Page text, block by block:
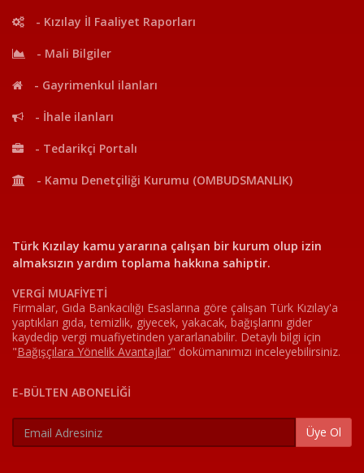
- Kızılay İl Faaliyet Raporları
- Mali Bilgiler
- Gayrimenkul ilanları
- İhale ilanları
- Tedarikçi Portalı
- Kamu Denetçiliği Kurumu (OMBUDSMANLIK)
Türk Kızılay kamu yararına çalışan bir kurum olup izin
almaksızın yardım toplama hakkına sahiptir.
VERGİ MUAFİYETİ
Firmalar, Gıda Bankacılığı Esaslarına göre çalışan Türk Kızılay'a
yaptıkları gıda, temizlik, giyecek, yakacak, bağışlarını gider
kaydedip vergi muafiyetinden yararlanabilir. Detaylı bilgi için
"Bağışçılara Yönelik Avantajlar" dokümanımızı inceleyebilirsiniz.
E-BÜLTEN ABONELİĞİ
Üye Ol